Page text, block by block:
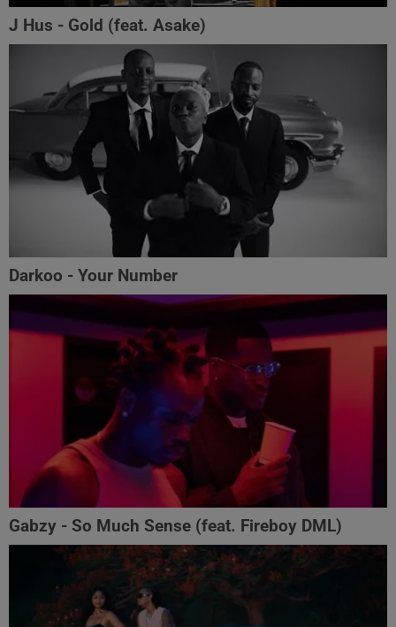
J Hus - Gold (feat. Asake)
Darkoo - Your Number
Gabzy - So Much Sense (feat. Fireboy DML)